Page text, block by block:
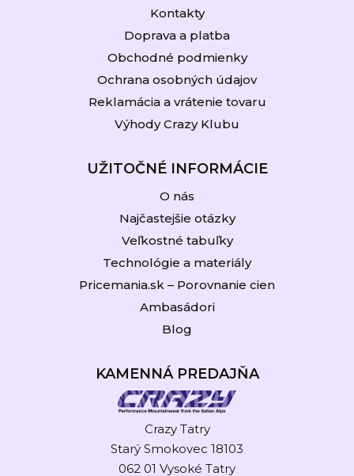
Kontakty
Doprava a platba
Obchodné podmienky
Ochrana osobných údajov
Reklamácia a vrátenie tovaru
Výhody Crazy Klubu
UŽITOČNÉ INFORMÁCIE
O nás
Najčastejšie otázky
Veľkostné tabuľky
Technológie a materiály
Pricemania.sk – Porovnanie cien
Ambasádori
Blog
KAMENNÁ PREDAJŇA
Crazy Tatry
Starý Smokovec 18103
062 01 Vysoké Tatry